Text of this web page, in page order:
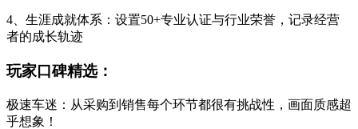
4、生涯成就体系：设置50+专业认证与行业荣誉，记录经营
者的成长轨迹
玩家口碑精选：
极速车迷：从采购到销售每个环节都很有挑战性，画面质感超
乎想象！